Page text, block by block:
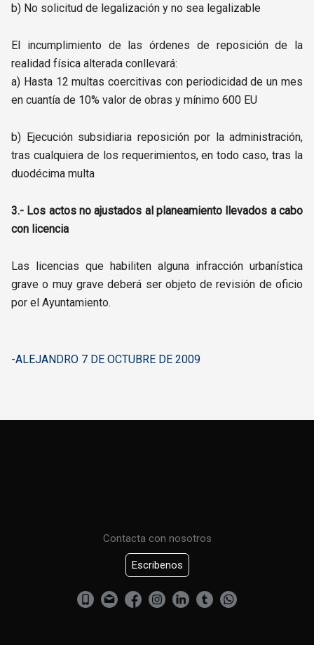
b) No solicitud de legalización y no sea legalizable
El incumplimiento de las órdenes de reposición de la
realidad física alterada conllevará:
a) Hasta 12 multas coercitivas con periodicidad de un mes
en cuantía de 10% valor de obras y mínimo 600 EU
b) Ejecución subsidiaria reposición por la administración,
tras cualquiera de los requerimientos, en todo caso, tras la
duodécima multa
3.- Los actos no ajustados al planeamiento llevados a cabo
con licencia
Las licencias que habiliten alguna infracción urbanística
grave o muy grave deberá ser objeto de revisión de oficio
por el Ayuntamiento.
-ALEJANDRO 7 DE OCTUBRE DE 2009
Contacta con nosotros
Escribenos